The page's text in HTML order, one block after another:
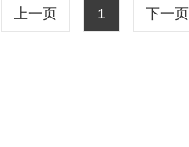
上一页 1 下一页